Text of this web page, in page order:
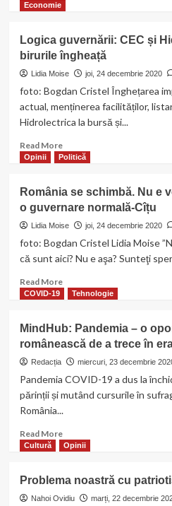
și
Marea
Britanie
au
acordul
pentru
Economie
Logica guvernării: CEC și
birurile îngheață
Lidia Moise joi, 24 decembrie 2020
foto: Bogdan Cristel Înghețarea
actual, menținerea facilităților,
Hidrolectrica la bursă și...
Read MoreRead
more
guvernării:
CEC
și
Hidroelectrica
Bursă,
îngheață
Opinii Politică
România se schimbă. Nu e
o guvernare normală-Cîțu
Lidia Moise joi, 24 decembrie 2020
foto: Bogdan Cristel Lidia Moise
că sunt aici? Nu e aşa? Sunteţi
Read MoreRead
more
se
schimbă.
Nu
de
ideologii,
de
o
normală-
Cîțu
COVID-19 Tehnologie
MindHub: Pandemia – o
românească de a trece în
Redacția miercuri, 23 decembrie
Pandemia COVID-19 a dus la
părinții și mutând cursurile în
România...
Read MoreRead
more
Pandemia
–
Cultură Opinii
Problema noastră cu
Nahoi Ovidiu marți, 22 decembrie